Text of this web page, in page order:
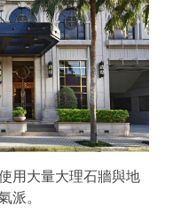
用大量大理石牆與地
派。